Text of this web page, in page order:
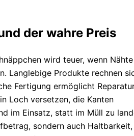
der wahre Preis
wird teuer, wenn
Langlebige Produkte rechnen
Fertigung ermöglicht
Loch versetzen, die Kanten
im Einsatz, statt im Müll zu
sondern auch Haltbarkeit,